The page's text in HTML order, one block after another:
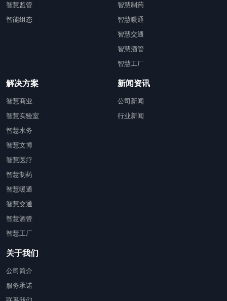
智慧监管
智能组态
智慧制药
智慧暖通
智慧交通
智慧酒管
智慧工厂
解决方案
智慧商业
智慧实验室
智慧水务
智慧文博
智慧医疗
智慧制药
智慧暖通
智慧交通
智慧酒管
智慧工厂
新闻资讯
公司新闻
行业新闻
关于我们
公司简介
服务承诺